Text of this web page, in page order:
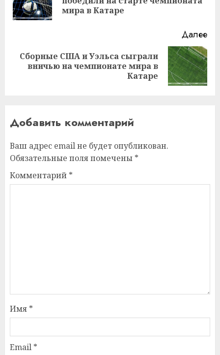
мира в Катаре
Далее
Следующая
Сборные США и Уэльса сыграли
вничью на чемпионате мира в
Катаре
Добавить комментарий
Ваш адрес email не будет опубликован.
Обязательные поля помечены *
Комментарий *
Имя *
Email *